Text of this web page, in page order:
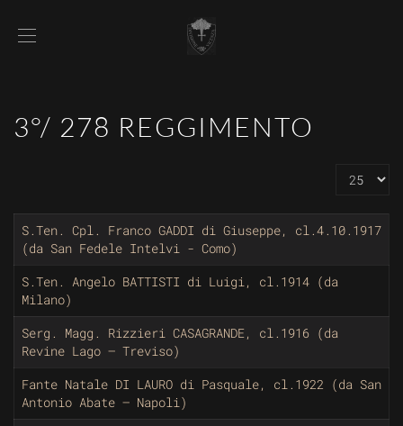
3°/ 278 REGGIMENTO
S.Ten. Cpl. Franco GADDI di Giuseppe, cl.4.10.1917
(da San Fedele Intelvi - Como)
S.Ten. Angelo BATTISTI di Luigi, cl.1914 (da
Milano)
Serg. Magg. Rizzieri CASAGRANDE, cl.1916 (da
Revine Lago – Treviso)
Fante Natale DI LAURO di Pasquale, cl.1922 (da San
Antonio Abate – Napoli)